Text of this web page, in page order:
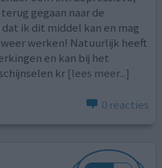
gegaan naar de
ik dit middel kan en mag
werken! Natuurlijk heeft
en kan bij het
kr [lees meer...]
0 reacties